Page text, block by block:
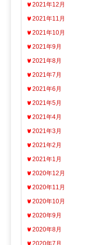
2021年12月
2021年11月
2021年10月
2021年9月
2021年8月
2021年7月
2021年6月
2021年5月
2021年4月
2021年3月
2021年2月
2021年1月
2020年12月
2020年11月
2020年10月
2020年9月
2020年8月
2020年7月